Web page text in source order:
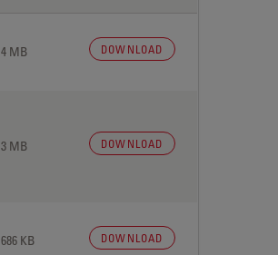
MB DOWNLOAD
MB DOWNLOAD
KB DOWNLOAD